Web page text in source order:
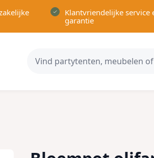
Klantvriendelijke service
garantie
Terras category
for Recreatie category